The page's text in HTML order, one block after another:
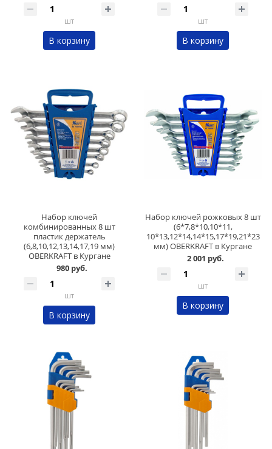
шт
В корзину
шт
В корзину
Набор ключей
комбинированных 8 шт
пластик держатель
(6,8,10,12,13,14,17,19 мм)
OBERKRAFT в Кургане
980 руб.
шт
В корзину
Набор ключей рожковых 8 шт
(6*7,8*10,10*11,
10*13,12*14,14*15,17*19,21*23
мм) OBERKRAFT в Кургане
2 001 руб.
шт
В корзину